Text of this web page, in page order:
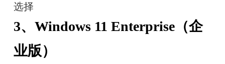
选择
3、Windows 11 Enterprise（企
业版）